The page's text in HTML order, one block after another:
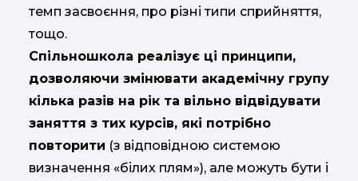
темп засвоєння, про різні типи сприйняття,
тощо.
Спільношкола реалізує ці принципи,
дозволяючи змінювати академічну групу
кілька разів на рік та вільно відвідувати
заняття з тих курсів, які потрібно
повторити (з відповідною системою
визначення «білих плям»), але можуть бути і